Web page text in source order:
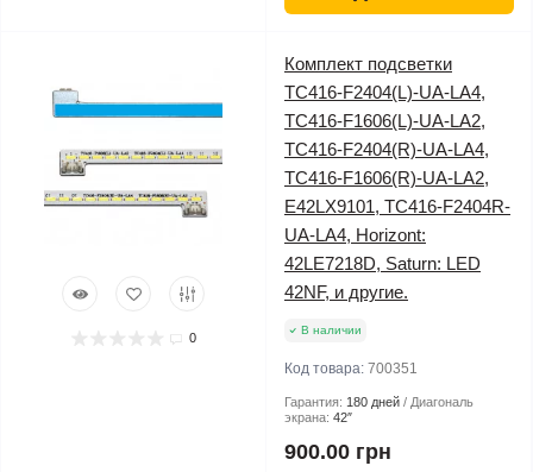
0
Комплект подсветки
TC416-F2404(L)-UA-LA4,
TC416-F1606(L)-UA-LA2,
TC416-F2404(R)-UA-LA4,
TC416-F1606(R)-UA-LA2,
E42LX9101, TC416-F2404R-
UA-LA4, Horizont:
42LE7218D, Saturn: LED
42NF, и другие.
В наличии
Код товара: 700351
Гарантия: 180 дней
Диагональ
экрана: 42″
900.00 грн